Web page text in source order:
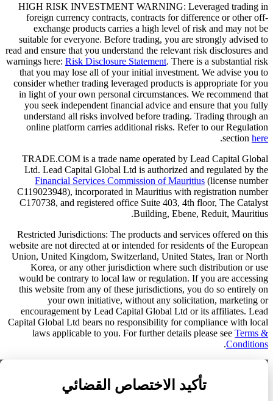
HIGH RISK INVESTMENT WARNING: Leveraged trading in
foreign currency contracts, contracts for difference or other off-
exchange products carries a high level of risk and may not be
suitable for everyone. Before trading, you are strongly advised to
read and ensure that you understand the relevant risk disclosures and
warnings here: Risk Disclosure Statement. There is a substantial risk
that you may lose all of your initial investment. We advise you to
consider whether trading leveraged products is appropriate for you
in light of your own personal circumstances. We recommend that
you seek independent financial advice and ensure that you fully
understand all risks involved before trading. Trading through an
online platform carries additional risks. Refer to our Regulation
section here
.
TRADE.COM is a trade name operated by Lead Capital Global
Ltd. Lead Capital Global Ltd is authorized and regulated by the
Financial Services Commission of Mauritius (license number
C119023948), incorporated in Mauritius with registration number
C170738, and registered office Suite 403, 4th floor, The Catalyst
Building, Ebene, Reduit, Mauritius.
Restricted Jurisdictions: The products and services offered on this
website are not directed at or intended for residents of the European
Union, United Kingdom, Switzerland, United States, Iran or North
Korea, or any other jurisdiction where such distribution or use
would be contrary to local law or regulation. If you are accessing
this website from any of these jurisdictions, you do so entirely on
your own initiative, without any solicitation, marketing or
encouragement by Lead Capital Global Ltd or its affiliates. Lead
Capital Global Ltd bears no responsibility for compliance with local
laws applicable to you. For further details please see Terms &
Conditions
.
تأكيد الاختصاص القضائي
تراخيصنا التنظيمية
عرض تفاصيل التنظيم الكاملة ›